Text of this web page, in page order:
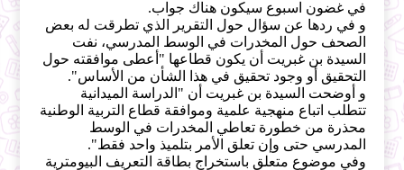
في غضون اسبوع سيكون هناك جواب.
و في ردها عن سؤال حول التقرير الذي تطرقت له بعض
الصحف حول المخدرات في الوسط المدرسي، نفت
السيدة بن غبريت أن يكون قطاعها "أعطى موافقته حول
التحقيق أو وجود تحقيق في هذا الشأن من الأساس".
و أوضحت السيدة بن غبريت أن "الدراسة الميدانية
تتطلب اتباع منهجية علمية وموافقة قطاع التربية الوطنية
محذرة من خطورة تعاطي المخدرات في الوسط
المدرسي حتى وإن تعلق الأمر بتلميذ واحد فقط".
وفي موضوع متعلق باستخراج بطاقة التعريف البيومترية